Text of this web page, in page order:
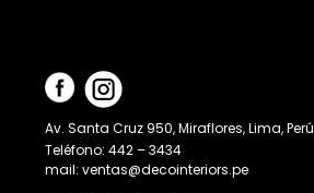
Av. Santa Cruz 950, Miraflores, Lima, Perú
Teléfono: 442 – 3434
mail: ventas@decointeriors.pe